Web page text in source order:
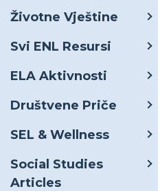
Životne Vještine
Svi ENL Resursi
ELA Aktivnosti
Društvene Priče
SEL & Wellness
Social Studies
Articles